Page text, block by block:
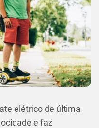
elétrico de última
e faz